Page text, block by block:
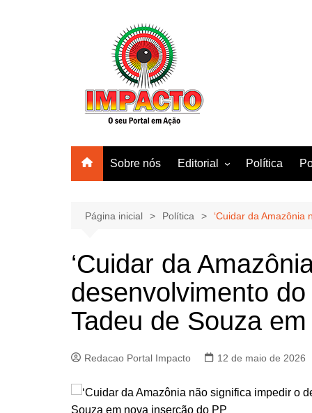
Sobre nós Editorial
Manaus
Mundo
Política
Página inicial Política ‘Cuidar da Amazônia
‘Cuidar da
desenvolvimento
Tadeu de Souza
Redacao Portal Impacto 12 de maio de 2026